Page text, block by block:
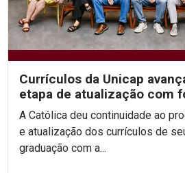
Currículos da Unicap
etapa de atualização com
competências e
A Católica deu continuidade ao
e atualização dos currículos de
graduação com a...